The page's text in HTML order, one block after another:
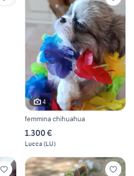
4
femmina chihuahua
1.300 €
Lucca (LU)